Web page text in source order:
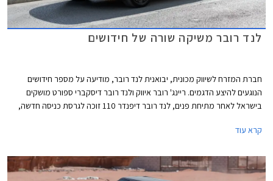
לנד רובר משיקה שורה של חידושים
חברת המזרח לשיווק מכונית, יבואנית לנד רובר, מודיעה על מספר חידושים
הנוגעים להיצע הדגמים. ריינג' רובר איווק ולנד רובר דיסקברי ספורט מושקים
בישראל לאחר מתיחת פנים, לנד רובר דיפנדר 110 זוכה לגרסת כניסה חדשה,
21 ביוני ותציע הנחות ממחיר המחירון לצד הטבות מימון וטרייד-אין.
קרא עוד